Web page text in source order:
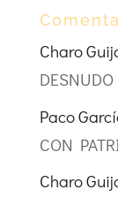
Charo
Paco
CON
Charo